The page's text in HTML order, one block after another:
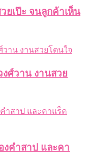
ยเป๊ะ จนลูกค้าเห็น
ศ์วาน งานสวย
งคำสาป และคา